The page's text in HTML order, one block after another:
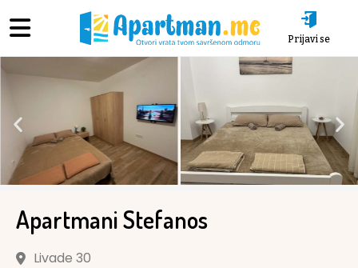
Prijavi se
Apartmani Stefanos
Livade 30